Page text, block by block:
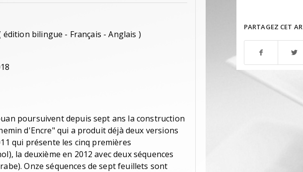
édition bilingue - Français - Anglais )
poursuivent depuis sept ans la construction
d'Encre" qui a produit déjà deux versions
qui présente les cinq premières
la deuxième en 2012 avec deux séquences
Onze séquences de sept feuillets sont
PARTAGEZ CET